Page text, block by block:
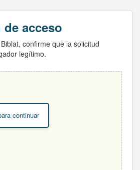
acceso
confirme que la solicitud
legítimo.
continuar